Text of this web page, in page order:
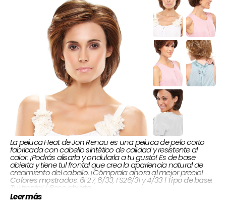
La peluca Heat de Jon Renau es una peluca de pelo corto
fabricada con cabello sintético de calidad y resistente al
calor. ¡Podrás alisarla y ondularla a tu gusto! Es de base
abierta y tiene tul frontal que crea la apariencia natural de
crecimiento del cabello. ¡Cómprala ahora al mejor precio!
Colores mostrados: 6F27, 6/33, FS26/31 y 4/33 |Tipo de base:
Tul frontal / Base abierta
Tipo de cabello:
Corona 17,8 cm | Nuca 11,4 cm | Lados & atrás 12,7 cm
Leer más